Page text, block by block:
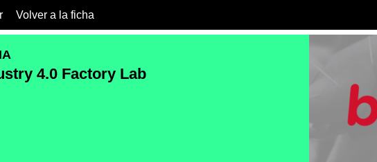
Volver a la ficha
4.0 Factory Lab